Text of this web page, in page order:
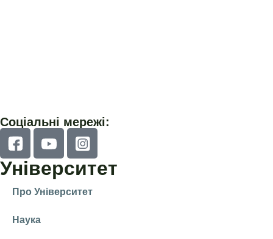
Соціальні мережі:
Університет
Про Університет
Наука